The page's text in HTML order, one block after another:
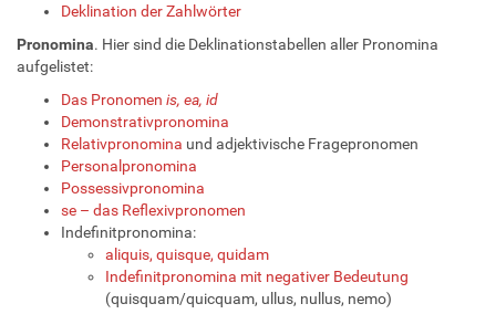
Deklination der Zahlwörter
Pronomina. Hier sind die Deklinationstabellen aller Pronomina
aufgelistet:
Das Pronomen is, ea, id
Demonstrativpronomina
Relativpronomina und adjektivische Fragepronomen
Personalpronomina
Possessivpronomina
se – das Reflexivpronomen
Indefinitpronomina:
aliquis, quisque, quidam
Indefinitpronomina mit negativer Bedeutung
(quisquam/quicquam, ullus, nullus, nemo)